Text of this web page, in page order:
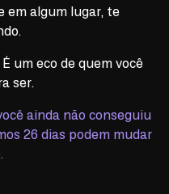
em algum lugar, te
um eco de quem você
ser.
ainda não conseguiu
26 dias podem mudar